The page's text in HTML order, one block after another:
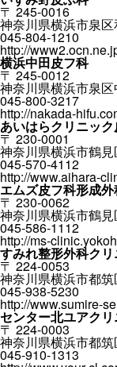
〒 245-0016
神奈川県横浜市泉
045-804-1210
http://
横浜中田皮フ科
〒 245-0012
神奈川県横浜市泉
045-800-3217
http://nakada-
あいはらクリニッ
〒 230-0001
神奈川県横浜市鶴
045-570-4112
http://www.aihara-
エムズ皮フ科形成
〒 230-0062
神奈川県横浜市鶴
045-586-1112
http://ms-
すみれ整形外科クリ
〒 224-0053
神奈川県横浜市都
045-938-5230
http://www.sumire-
センター北ユアクリ
〒 224-0003
神奈川県横浜市都
045-910-1313